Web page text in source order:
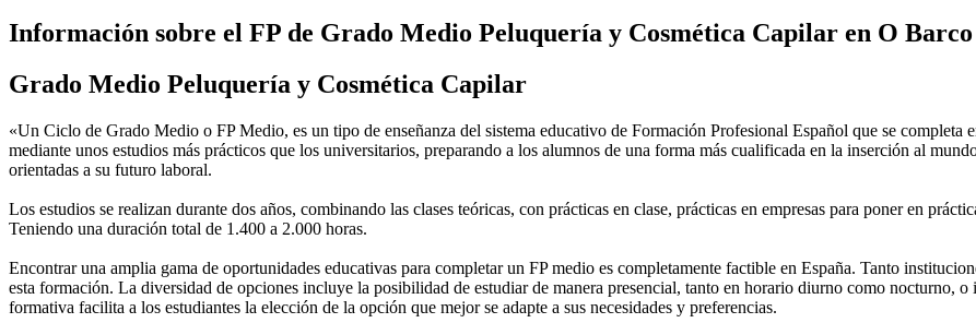
Información sobre el FP de Grado Medio Peluquería y Cosmética Capilar en O Barco
Grado Medio Peluquería y Cosmética Capilar
«Un Ciclo de Grado Medio o FP Medio, es un tipo de enseñanza del sistema educativo de Formación Profesional Español que se completa
mediante unos estudios más prácticos que los universitarios, preparando a los alumnos de una forma más cualificada en la inserción al
orientadas a su futuro laboral.
Los estudios se realizan durante dos años, combinando las clases teóricas, con prácticas en clase, prácticas en empresas para poner en
Teniendo una duración total de 1.400 a 2.000 horas.
Encontrar una amplia gama de oportunidades educativas para completar un FP medio es completamente factible en España. Tanto
esta formación. La diversidad de opciones incluye la posibilidad de estudiar de manera presencial, tanto en horario diurno como nocturno,
formativa facilita a los estudiantes la elección de la opción que mejor se adapte a sus necesidades y preferencias.